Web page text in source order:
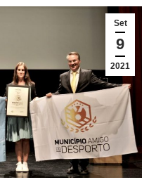
Set
9
2021